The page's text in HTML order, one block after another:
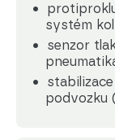
systém
senzor
stabilizace
podvozku